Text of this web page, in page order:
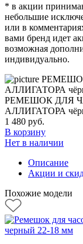
* в акции
небольшие
или в
вами бренд идет
возможная
индивидуально.
РЕМЕШОК ДЛЯ
АЛЛИГАТОРА
1 480 руб.
В корзину
Нет в наличии
Описание
Акции и
Похожие модели